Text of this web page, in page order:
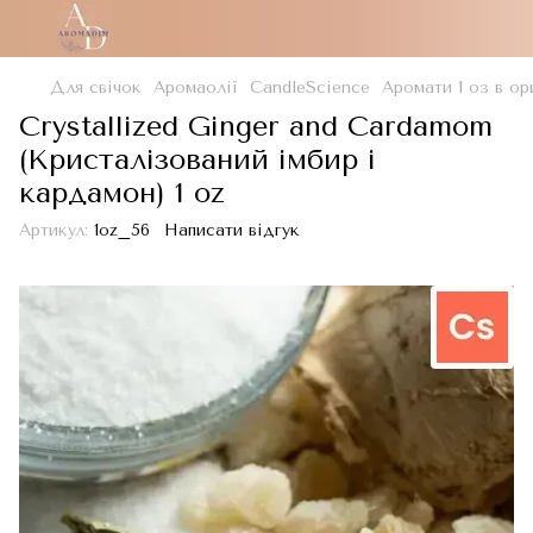
Для свічок Аромаолії CandleScience Аромати 1 оз в
Crystallized Ginger and Cardamom
(Кристалізований імбир і
кардамон) 1 oz
Артикул: 1oz_56 Написати відгук